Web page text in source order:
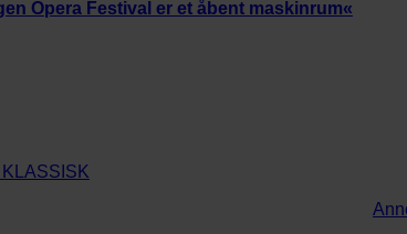
Opera Festival er et åbent maskinrum«